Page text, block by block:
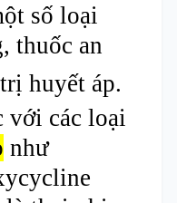
số loại
thuốc an
huyết áp.
với các loại
như